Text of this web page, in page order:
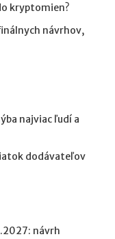
kryptomien?
návrhov,
najviac ľudí a
dodávateľov
návrh